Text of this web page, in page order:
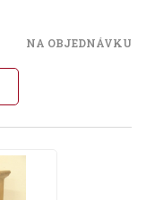
NA OBJEDNÁVKU